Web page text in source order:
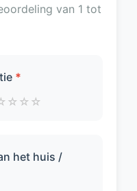
van 1 tot
*
☆ ☆ ☆
het huis /